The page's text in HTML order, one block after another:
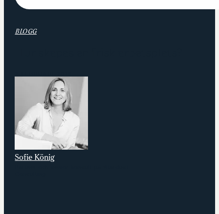
BLOGG
Sofie König